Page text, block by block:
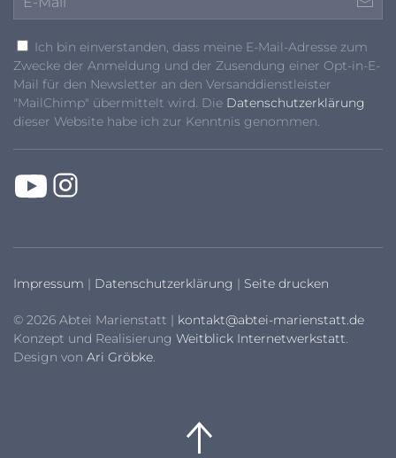
Ich bin einverstanden, dass meine E-Mail-Adresse zum
Zwecke der Anmeldung und der Zusendung einer Opt-in-E-
Mail für den Newsletter an den Versanddienstleister
"MailChimp" übermittelt wird. Die Datenschutzerklärung
dieser Website habe ich zur Kenntnis genommen.
Impressum | Datenschutzerklärung | Seite drucken
© 2026 Abtei Marienstatt | kontakt@abtei-marienstatt.de
Konzept und Realisierung Weitblick Internetwerkstatt.
Design von Ari Gröbke.